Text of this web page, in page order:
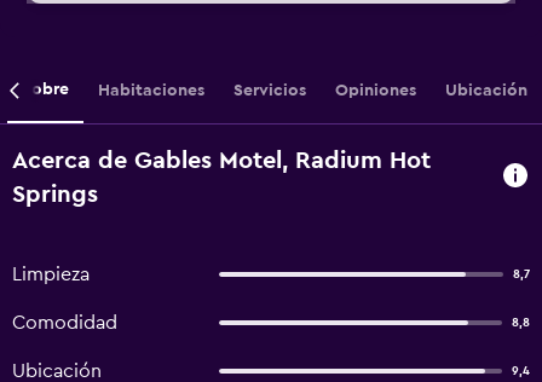
Sobre Habitaciones Servicios Opiniones Ubicación
Acerca de Gables Motel, Radium Hot
Springs
Limpieza 8,7
Comodidad 8,8
Ubicación 9,4